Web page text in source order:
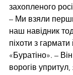
захопленого
– Ми взяли
наш навідник
піхоти з
«Буратіно». –
ворогів